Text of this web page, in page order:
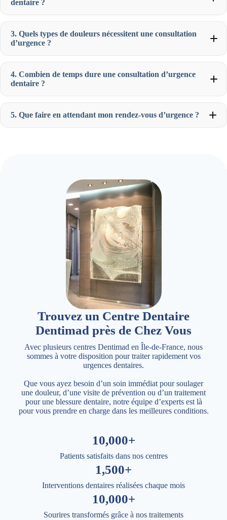
dentaire ?
3. Quels types de douleurs nécessitent une consultation
d’urgence ?
4. Combien de temps dure une consultation d’urgence
dentaire ?
5. Que faire en attendant mon rendez-vous d’urgence ?
Trouvez un Centre Dentaire
Dentimad près de Chez Vous
Avec plusieurs centres Dentimad en Île-de-France, nous
sommes à votre disposition pour traiter rapidement vos
urgences dentaires.
Que vous ayez besoin d’un soin immédiat pour soulager
une douleur, d’une visite de prévention ou d’un traitement
pour une blessure dentaire, notre équipe d’experts est là
pour vous prendre en charge dans les meilleures conditions.
10,000+
Patients satisfaits dans nos centres
1,500+
Interventions dentaires réalisées chaque mois
10,000+
Sourires transformés grâce à nos traitements